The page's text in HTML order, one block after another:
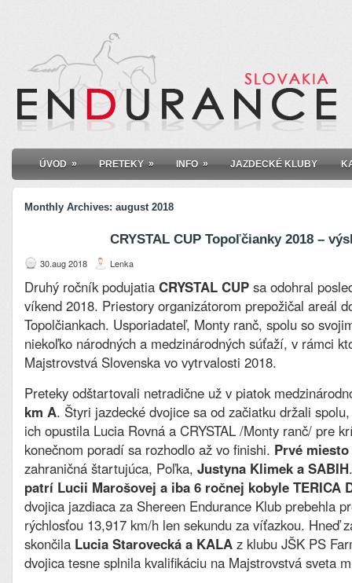
ÚVOD » PRETEKY » INFO » JAZDECKÉ KLUBY
Monthly Archives: august 2018
CRYSTAL CUP Topoľčianky 2018 –
30.aug 2018 Lenka
Druhý ročník podujatia CRYSTAL CUP sa odohral
víkend 2018. Priestory organizátorom prepožičal areál
Topolčiankach. Usporiadateľ, Monty ranč, spolu so
niekoľko národných a medzinárodných súťaží, v rámci
Majstrovstvá Slovenska vo vytrvalosti 2018.
Preteky odštartovali netradične už v piatok
km A. Štyri jazdecké dvojice sa od začiatku držali
ich opustila Lucia Rovná a CRYSTAL /Monty ranč/ pre
konečnom poradí sa rozhodlo až vo finishi. Prvé miesto
zahraničná štartujúca, Poľka, Justyna Klimek a SABIH
patrí Lucii Marošovej a iba 6 ročnej kobyle TERICA
dvojica jazdiaca za Shereen Endurance Klub prebehla
rýchlosťou 13,917 km/h len sekundu za víťazkou. Hneď
skončila Lucia Starovecká a KALA z klubu JŠK PS
dvojica tesne splnila kvalifikáciu na Majstrovstvá sveta